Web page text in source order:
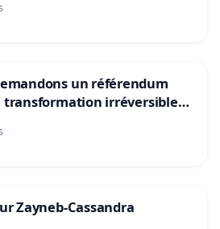
un référendum
transformation irréversible
Zayneb-Cassandra